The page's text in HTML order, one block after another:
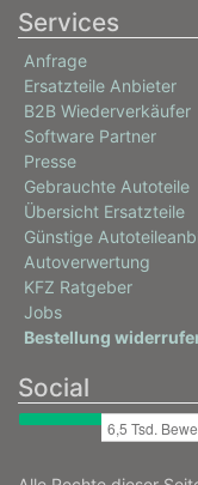
Services
Anfrage
Ersatzteile Anbieter
B2B Wiederverkäufer
Software Partner
Presse
Gebrauchte Autoteile
Übersicht Ersatzteile
Günstige
Autoverwertung
KFZ Ratgeber
Jobs
Bestellung
Social